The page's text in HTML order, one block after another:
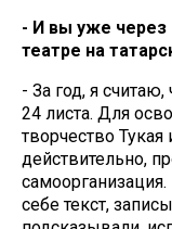
- И вы уже через
театре на
- За год, я
24 листа. Для
творчество
действительно,
себе текст,